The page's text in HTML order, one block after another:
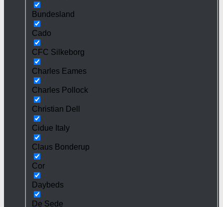
Bundesland
Cado
CFC Silkeborg
Charles Eames
Charles Pollock
Christian Dell
Cidue Italy
Claus Bonderup
Cor
Daybeds
De Sede